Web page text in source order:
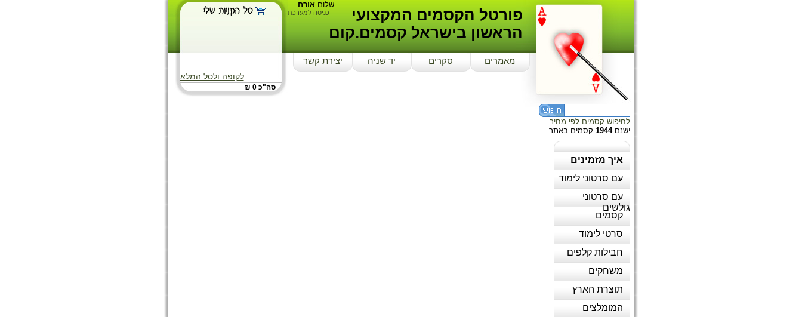
לקופה ולסל המלא
סה"כ 0 ₪
שלוםאורח
כניסה למערכת
פורטל הקסמים המקצועי
הראשון בישראל קסמים.קום
מאמרים סקרים יד שניה יצירת קשר
לחיפוש קסמים לפי מחיר
ישנם1944 קסמים באתר
איך מזמינים
עם סרטוני לימוד
עם סרטוני
גולשים
קסמים
סרטי לימוד
חבילות קלפים
משחקים
תוצרת הארץ
המומלצים